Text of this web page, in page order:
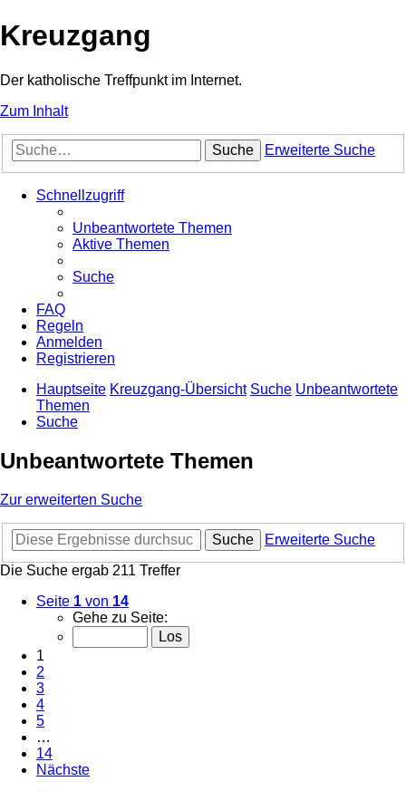
Kreuzgang
Der katholische Treffpunkt im Internet.
Zum Inhalt
Suche Erweiterte Suche
Schnellzugriff
Unbeantwortete Themen
Aktive Themen
Suche
FAQ
Regeln
Anmelden
Registrieren
Hauptseite Kreuzgang-Übersicht Suche Unbeantwortete
Themen
Suche
Unbeantwortete Themen
Zur erweiterten Suche
Suche
Erweiterte Suche
Die Suche ergab 211 Treffer
Seite 1 von 14
Gehe zu Seite:
1
2
3
4
5
…
14
Nächste